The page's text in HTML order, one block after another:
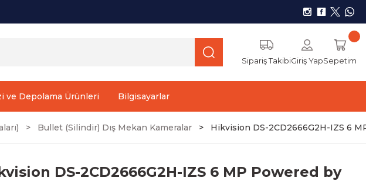
Sipariş TakibiGiriş YapSepetim
ve Depolama Ürünleri Bilgisayarlar
Bullet (Silindir) Dış Mekan Kameralar Hikvision DS-2CD2666G2H-IZS 6
DS-2CD2666G2H-IZS 6 MP Powered by